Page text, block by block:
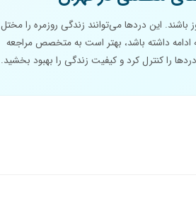
این دردها می‌توانند زندگی روزمره را مختل
ادامه داشته باشد، بهتر است به متخصص مراجعه
را کنترل کرد و کیفیت زندگی را بهبود بخشید.